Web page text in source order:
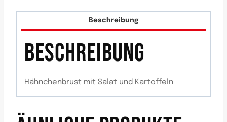
Beschreibung
BESCHREIBUNG
Hähnchenbrust mit Salat und Kartoffeln